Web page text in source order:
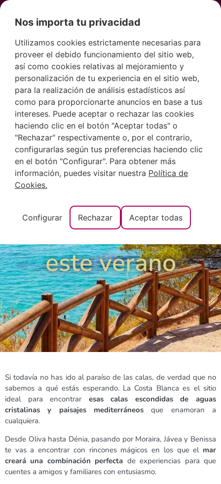
Conoce las
mejores calas de
la Costa Blanca y
visita tu favorita
este verano
Si todavía no has ido al paraíso de las calas, de verdad que no
sabemos a qué estás esperando. La Costa Blanca es el sitio
ideal para encontrar esas calas escondidas de aguas
cristalinas y paisajes mediterráneos que enamoran a
cualquiera.
Desde Oliva hasta Dénia, pasando por Moraira, Jávea y Benissa
te vas a encontrar con rincones mágicos en los que el mar
creará una combinación perfecta de experiencias para que
cuentes a amigos y familiares con entusiasmo.
Nos importa tu privacidad
Utilizamos cookies estrictamente necesarias para
proveer el debido funcionamiento del sitio web,
así como cookies relativas al mejoramiento y
personalización de tu experiencia en el sitio web,
para la realización de análisis estadísticos así
como para proporcionarte anuncios en base a tus
intereses. Puede aceptar o rechazar las cookies
haciendo clic en el botón "Aceptar todas" o
"Rechazar" respectivamente o, por el contrario,
configurarlas según tus preferencias haciendo clic
en el botón "Configurar". Para obtener más
información, puedes visitar nuestra Política de
Cookies.
Configurar Rechazar Aceptar todas